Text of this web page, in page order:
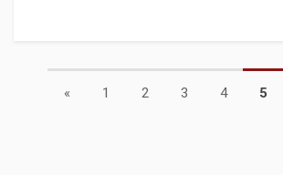
« Previous
1 2 3 4 5